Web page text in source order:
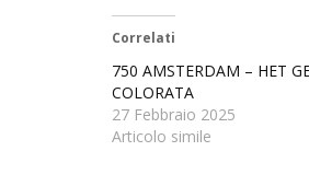
Correlati
750 AMSTERDAM – HET
COLORATA
27 Febbraio 2025
Articolo simile